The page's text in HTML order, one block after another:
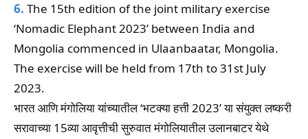
6. The 15th edition of the joint military exercise
‘Nomadic Elephant 2023’ between India and
Mongolia commenced in Ulaanbaatar, Mongolia.
The exercise will be held from 17th to 31st July
2023.
भारत आणि मंगोलिया यांच्यातील ‘भटक्या हत्ती 2023’ या संयुक्त लष्करी
सरावाच्या 15व्या आवृत्तीची सुरुवात मंगोलियातील उलानबाटर येथे